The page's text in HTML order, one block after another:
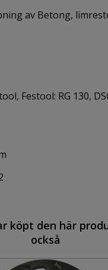
av Betong,
Festool: RG 130,
köpt den här
också